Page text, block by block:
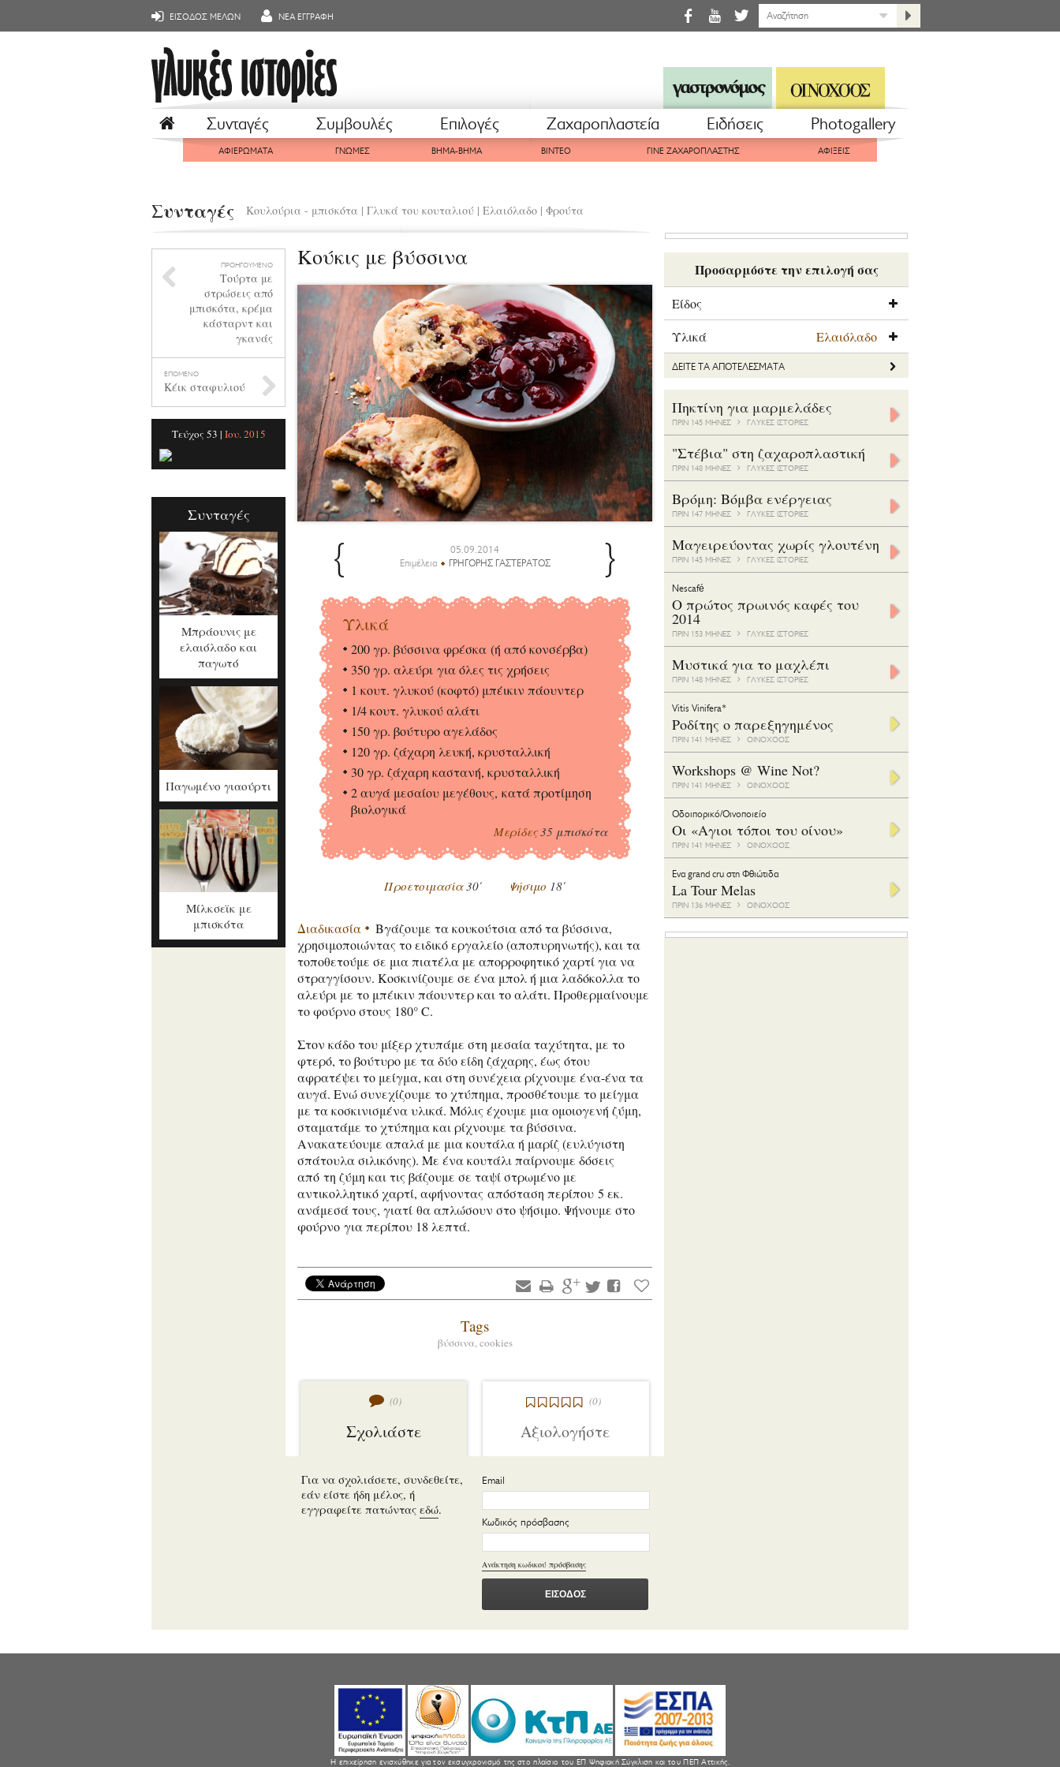
ΕΙΣΟΔΟΣ ΜΕΛΩΝ ΝΕΑ ΕΓΓΡΑΦΗ
Συνταγές Συμβουλές Επιλογές Ζαχαροπλαστεία Eιδήσεις Photogallery
ΑΦΙΕΡΩΜΑΤΑ ΓΝΩΜΕΣ ΒΗΜΑ-ΒΗΜΑ ΒΙΝΤΕΟ ΓΙΝΕ ΖΑΧΑΡΟΠΛΑΣΤΗΣ ΑΦΙΞΕΙΣ
Συνταγές Κουλούρια - μπισκότα | Γλυκά του κουταλιού | Ελαιόλαδο | Φρούτα
ΠΡΟΗΓΟΥΜΕΝΟ
Τούρτα με
στρώσεις από
μπισκότα, κρέμα
κάσταρντ και
γκανάς
ΕΠΟΜΕΝΟ
Κέικ σταφυλιού
Τεύχος 53 | Ιου. 2015
Συνταγές
Μπράουνις με
ελαιόλαδο και
παγωτό
Παγωμένο γιαούρτι
Μίλκσεϊκ με
μπισκότα
Κούκις με βύσσινα
{ 05.09.2014
Επιμέλεια ΓΡΗΓΟΡΗΣ ΓΑΣΤΕΡΑΤΟΣ }
Υλικά
200 γρ. βύσσινα φρέσκα (ή από κονσέρβα)
350 γρ. αλεύρι για όλες τις χρήσεις
1 κουτ. γλυκού (κοφτό) μπέικιν πάουντερ
1/4 κουτ. γλυκού αλάτι
150 γρ. βούτυρο αγελάδος
120 γρ. ζάχαρη λευκή, κρυσταλλική
30 γρ. ζάχαρη καστανή, κρυσταλλική
2 αυγά μεσαίου μεγέθους, κατά προτίμηση
βιολογικά
Μερίδες35 μπισκότα
Προετοιμασία30΄ Ψήσιμο 18΄
Διαδικασία
Βγάζουμε τα κουκούτσια από τα βύσσινα,
χρησιμοποιώντας το ειδικό εργαλείο (αποπυρηνωτής), και τα
τοποθετούμε σε μια πιατέλα με απορροφητικό χαρτί για να
στραγγίσουν. Κοσκινίζουμε σε ένα μπολ ή μια λαδόκολλα το
αλεύρι με το μπέικιν πάουντερ και το αλάτι. Προθερμαίνουμε
το φούρνο στους 180° C.
Στον κάδο του μίξερ χτυπάμε στη μεσαία ταχύτητα, με το
φτερό, το βούτυρο με τα δύο είδη ζάχαρης, έως ότου
αφρατέψει το μείγμα, και στη συνέχεια ρίχνουμε ένα-ένα τα
αυγά. Ενώ συνεχίζουμε το χτύπημα, προσθέτουμε το μείγμα
με τα κοσκινισμένα υλικά. Μόλις έχουμε μια ομοιογενή ζύμη,
σταματάμε το χτύπημα και ρίχνουμε τα βύσσινα.
Ανακατεύουμε απαλά με μια κουτάλα ή μαρίζ (ευλύγιστη
σπάτουλα σιλικόνης). Με ένα κουτάλι παίρνουμε δόσεις
από τη ζύμη και τις βάζουμε σε ταψί στρωμένο με
αντικολλητικό χαρτί, αφήνοντας απόσταση περίπου 5 εκ.
ανάμεσά τους, γιατί θα απλώσουν στο ψήσιμο. Ψήνουμε στο
φούρνο για περίπου 18 λεπτά.
Tags
βύσσινα,cookies
(0)
Σχολιάστε
(0)
Αξιολογήστε
Για να σχολιάσετε, συνδεθείτε,
εάν είστε ήδη μέλος, ή
εγγραφείτε πατώντας εδώ.
Email
Κωδικός πρόσβασης
Ανάκτηση κωδικού πρόσβασης
Προσαρμόστε την επιλογή σας
Είδος
Υλικά
Ελαιόλαδο
ΔΕΙΤΕ ΤΑ ΑΠΟΤΕΛΕΣΜΑΤΑ
Πηκτίνη για μαρμελάδες
ΠΡΙΝ 145 ΜΗΝΕΣ ΓΛΥΚΕΣ ΙΣΤΟΡΙΕΣ
"Στέβια" στη ζαχαροπλαστική
ΠΡΙΝ 148 ΜΗΝΕΣ ΓΛΥΚΕΣ ΙΣΤΟΡΙΕΣ
Bρόμη: Βόμβα ενέργειας
ΠΡΙΝ 147 ΜΗΝΕΣ ΓΛΥΚΕΣ ΙΣΤΟΡΙΕΣ
Μαγειρεύοντας χωρίς γλουτένη
ΠΡΙΝ 145 ΜΗΝΕΣ ΓΛΥΚΕΣ ΙΣΤΟΡΙΕΣ
Nescafé
Ο πρώτος πρωινός καφές του
2014
ΠΡΙΝ 153 ΜΗΝΕΣ ΓΛΥΚΕΣ ΙΣΤΟΡΙΕΣ
Μυστικά για το μαχλέπι
ΠΡΙΝ 148 ΜΗΝΕΣ ΓΛΥΚΕΣ ΙΣΤΟΡΙΕΣ
Vitis Vinifera*
Ροδίτης ο παρεξηγημένος
ΠΡΙΝ 141 ΜΗΝΕΣ ΟΙΝΟΧΟΟΣ
Workshops @ Wine Not?
ΠΡΙΝ 141 ΜΗΝΕΣ ΟΙΝΟΧΟΟΣ
Οδοιπορικό/Οινοποιείο
Οι «Αγιοι τόποι του οίνου»
ΠΡΙΝ 141 ΜΗΝΕΣ ΟΙΝΟΧΟΟΣ
Eνα grand cru στη Φθιώτιδα
La Tour Melas
ΠΡΙΝ 136 ΜΗΝΕΣ ΟΙΝΟΧΟΟΣ
Η επιχείρηση ενισχύθηκε για τον εκσυγχρονισμό της στο πλαίσιο του ΕΠ Ψηφιακή Σύγκλιση και του ΠΕΠ Αττικής.